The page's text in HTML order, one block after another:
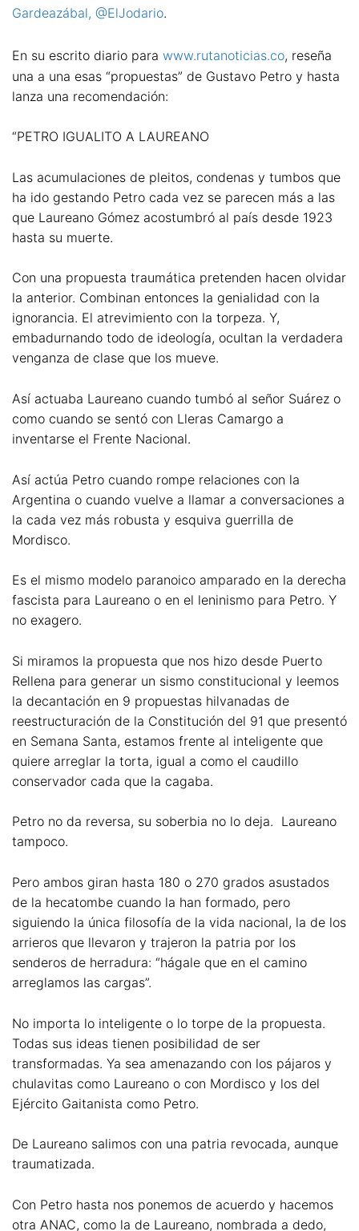
Gardeazábal, @ElJodario.
En su escrito diario para www.rutanoticias.co, reseña
una a una esas “propuestas” de Gustavo Petro y hasta
lanza una recomendación:
“PETRO IGUALITO A LAUREANO
Las acumulaciones de pleitos, condenas y tumbos que
ha ido gestando Petro cada vez se parecen más a las
que Laureano Gómez acostumbró al país desde 1923
hasta su muerte.
Con una propuesta traumática pretenden hacen olvidar
la anterior. Combinan entonces la genialidad con la
ignorancia. El atrevimiento con la torpeza. Y,
embadurnando todo de ideología, ocultan la verdadera
venganza de clase que los mueve.
Así actuaba Laureano cuando tumbó al señor Suárez o
como cuando se sentó con Lleras Camargo a
inventarse el Frente Nacional.
Así actúa Petro cuando rompe relaciones con la
Argentina o cuando vuelve a llamar a conversaciones a
la cada vez más robusta y esquiva guerrilla de
Mordisco.
Es el mismo modelo paranoico amparado en la derecha
fascista para Laureano o en el leninismo para Petro. Y
no exagero.
Si miramos la propuesta que nos hizo desde Puerto
Rellena para generar un sismo constitucional y leemos
la decantación en 9 propuestas hilvanadas de
reestructuración de la Constitución del 91 que presentó
en Semana Santa, estamos frente al inteligente que
quiere arreglar la torta, igual a como el caudillo
conservador cada que la cagaba.
Petro no da reversa, su soberbia no lo deja. Laureano
tampoco.
Pero ambos giran hasta 180 o 270 grados asustados
de la hecatombe cuando la han formado, pero
siguiendo la única filosofía de la vida nacional, la de los
arrieros que llevaron y trajeron la patria por los
senderos de herradura: “hágale que en el camino
arreglamos las cargas”.
No importa lo inteligente o lo torpe de la propuesta.
Todas sus ideas tienen posibilidad de ser
transformadas. Ya sea amenazando con los pájaros y
chulavitas como Laureano o con Mordisco y los del
Ejército Gaitanista como Petro.
De Laureano salimos con una patria revocada, aunque
traumatizada.
Con Petro hasta nos ponemos de acuerdo y hacemos
otra ANAC, como la de Laureano, nombrada a dedo,